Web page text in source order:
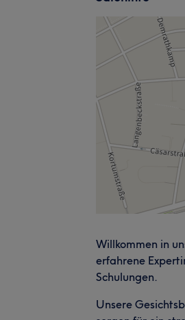
Willkommen in
erfahrene
Schulungen.
Unsere